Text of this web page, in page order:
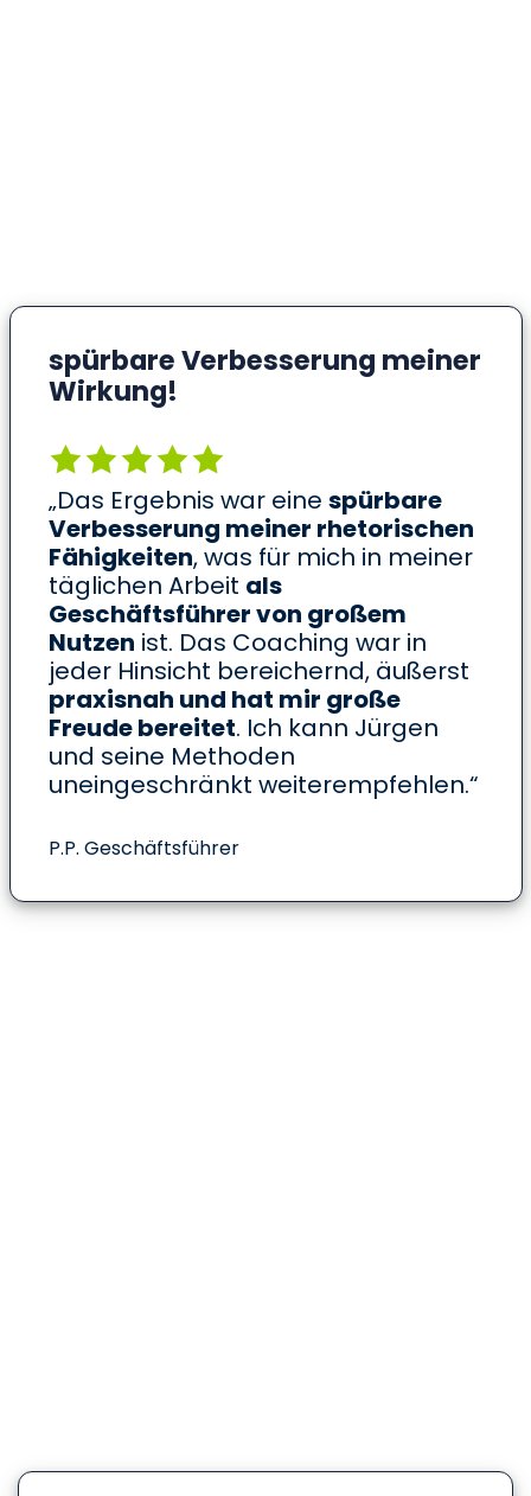
spürbare Verbesserung meiner
Wirkung!
„Das Ergebnis war eine spürbare
Verbesserung meiner rhetorischen
Fähigkeiten, was für mich in meiner
täglichen Arbeit als
Geschäftsführer von großem
Nutzen ist. Das Coaching war in
jeder Hinsicht bereichernd, äußerst
praxisnah und hat mir große
Freude bereitet. Ich kann Jürgen
und seine Methoden
uneingeschränkt weiterempfehlen.“
P.P. Geschäftsführer